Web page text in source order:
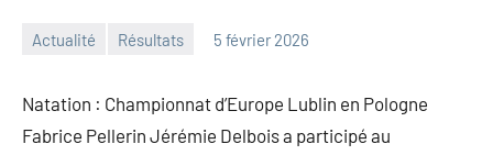
Actualité Résultats 5 février 2026
Natation : Championnat d’Europe Lublin en Pologne
Fabrice Pellerin Jérémie Delbois a participé au